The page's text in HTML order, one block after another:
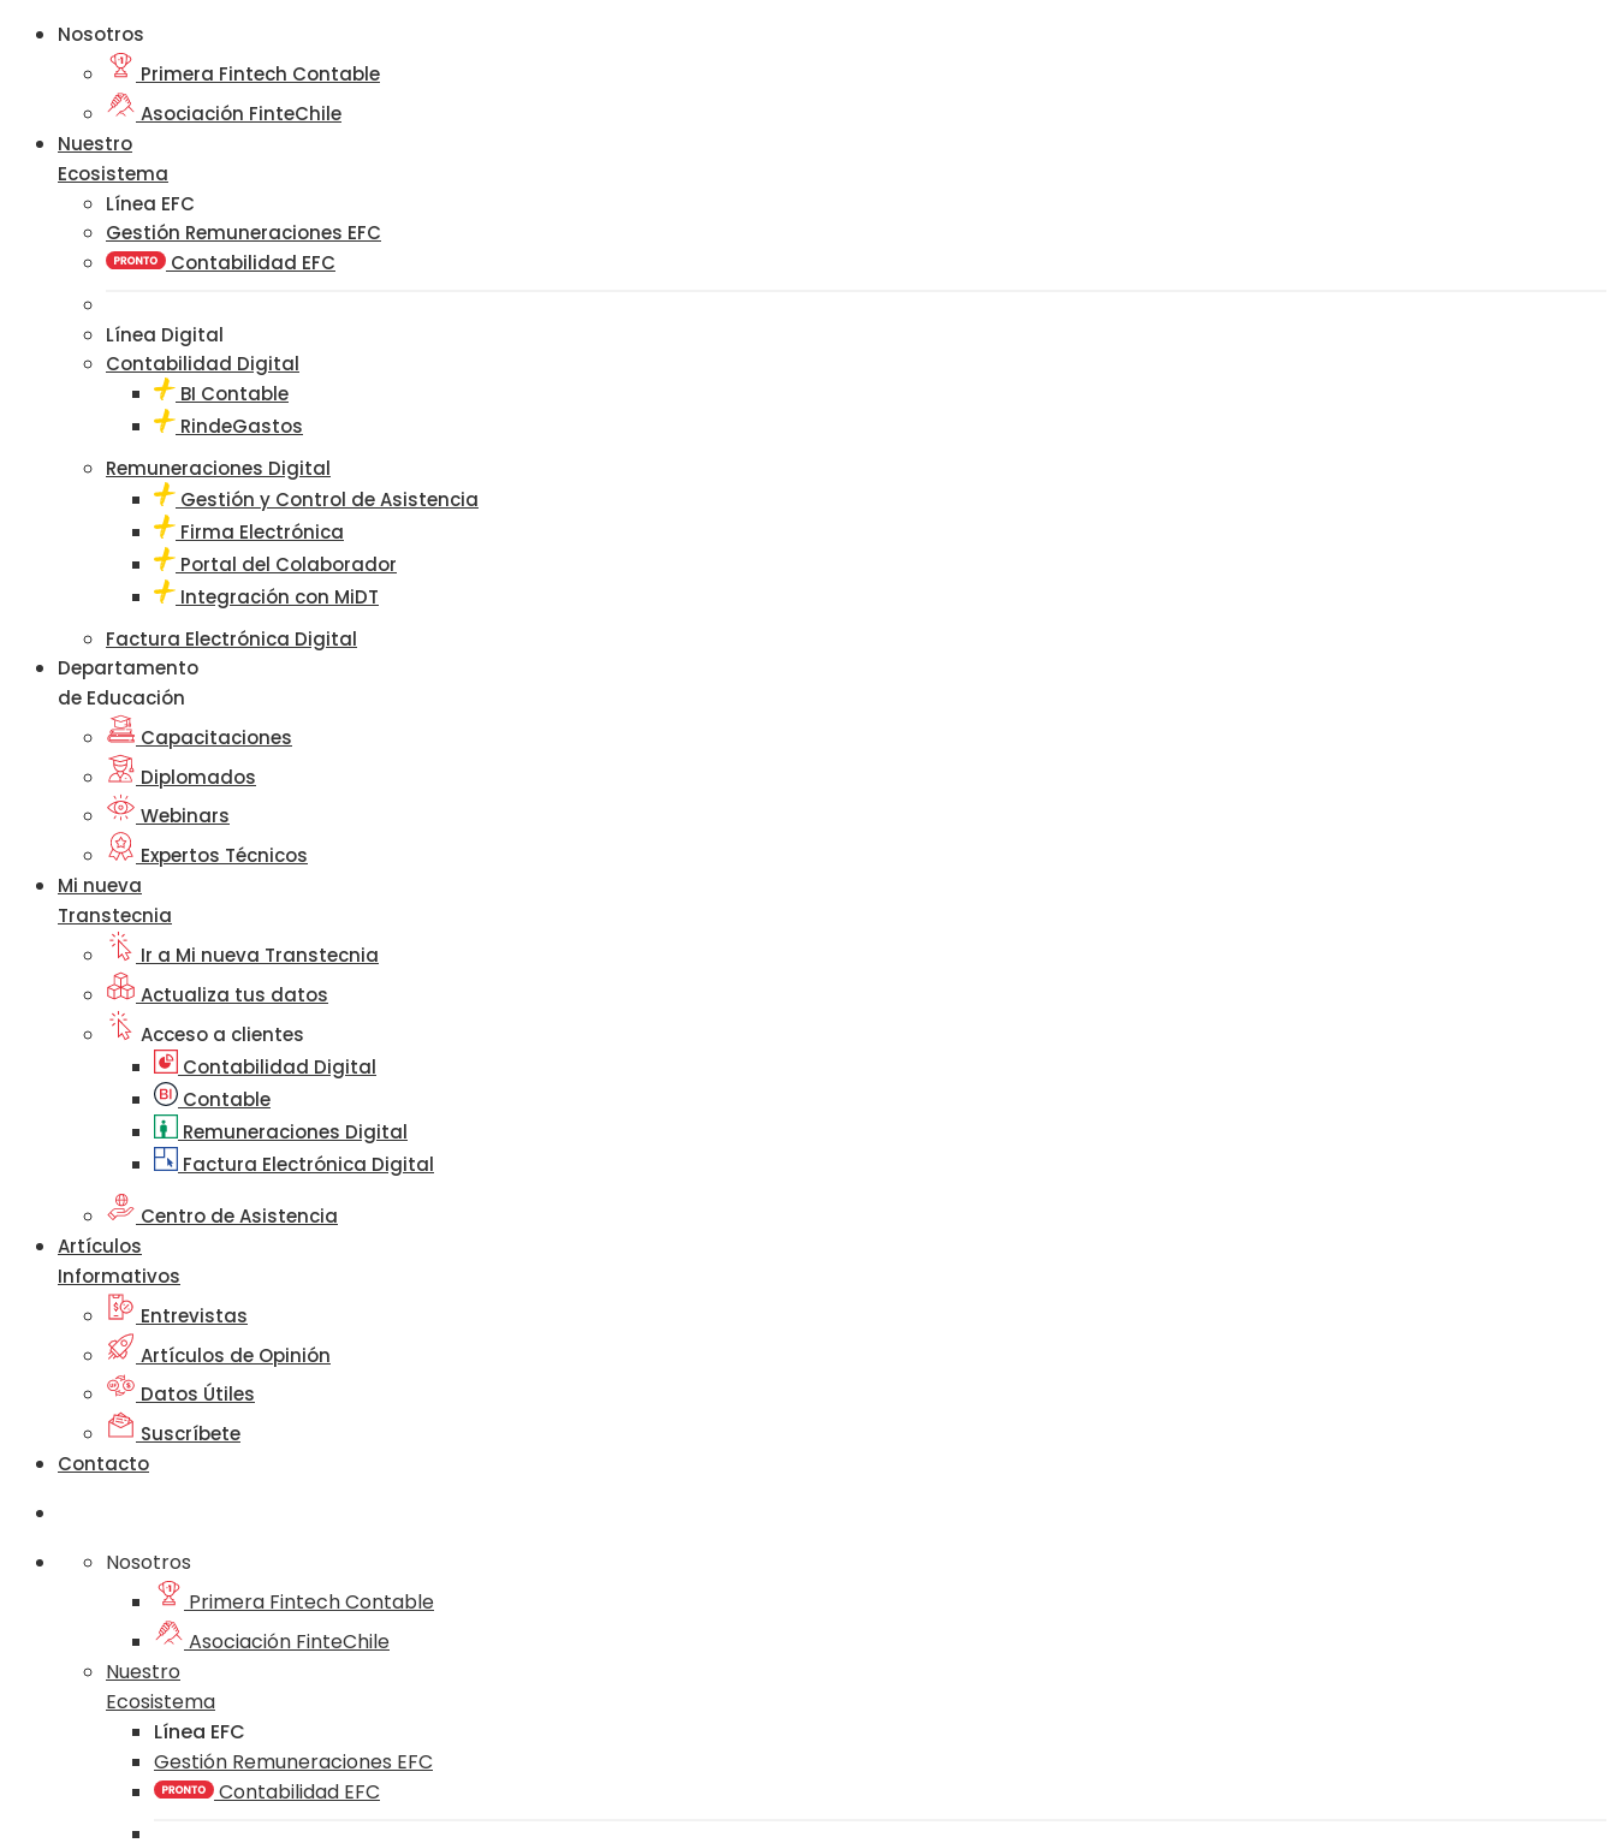
Nosotros
Primera Fintech Contable
Asociación FinteChile
Nuestro
Ecosistema
Línea EFC
Gestión Remuneraciones EFC
Contabilidad EFC
Línea Digital
Contabilidad Digital
BI Contable
RindeGastos
Remuneraciones Digital
Gestión y Control de Asistencia
Firma Electrónica
Portal del Colaborador
Integración con MiDT
Factura Electrónica Digital
Departamento
de Educación
Capacitaciones
Diplomados
Webinars
Expertos Técnicos
Mi nueva
Transtecnia
Ir a Mi nueva Transtecnia
Actualiza tus datos
Acceso a clientes
Contabilidad Digital
Contable
Remuneraciones Digital
Factura Electrónica Digital
Centro de Asistencia
Artículos
Informativos
Entrevistas
Artículos de Opinión
Datos Útiles
Suscríbete
Contacto
Nosotros
Primera Fintech Contable
Asociación FinteChile
Nuestro
Ecosistema
Línea EFC
Gestión Remuneraciones EFC
Contabilidad EFC